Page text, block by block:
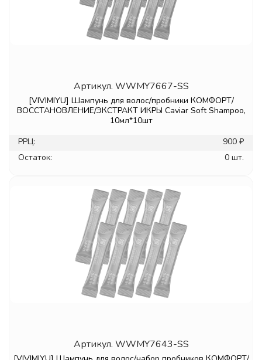
Артикул. WWMY7667-SS
[VIVIMIYU] Шампунь для волос/пробники КОМФОРТ/
ВОССТАНОВЛЕНИЕ/ЭКСТРАКТ ИКРЫ Caviar Soft Shampoo,
10мл*10шт
РРЦ:
900 ₽
Остаток:
0 шт.
Артикул. WWMY7643-SS